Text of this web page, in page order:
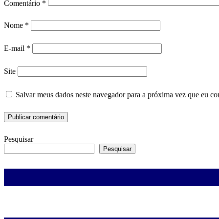
Comentário *
Nome *
E-mail *
Site
Salvar meus dados neste navegador para a próxima vez que eu
Pesquisar
Pesquisar